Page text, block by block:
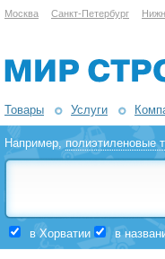
Москва Санкт-Петербург
Товары Услуги
Например,полиэтиленовые
в Хорватии в